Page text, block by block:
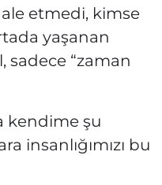
etmedi, kimse
yaşanan
sadece “zaman
kendime şu
insanlığımızı bu